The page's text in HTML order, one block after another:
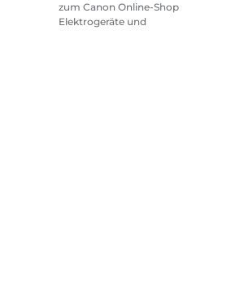
zum Canon Online-Shop
Elektrogeräte und